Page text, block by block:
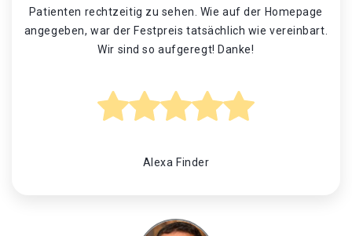
Patienten rechtzeitig zu sehen. Wie auf der Homepage
angegeben, war der Festpreis tatsächlich wie vereinbart.
Wir sind so aufgeregt! Danke!
Alexa Finder